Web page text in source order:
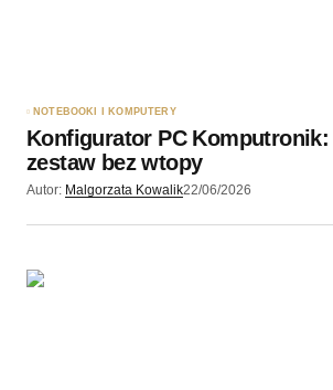
NOTEBOOKI I KOMPUTERY
Konfigurator PC Komputronik:
zestaw bez wtopy
Autor: Malgorzata Kowalik22/06/2026